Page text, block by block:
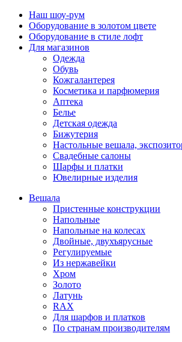
Наш шоу-рум
Оборудование в золотом цвете
Оборудование в стиле лофт
Для магазинов
Одежда
Обувь
Кожгалантерея
Косметика и парфюмерия
Аптека
Белье
Детская одежда
Бижутерия
Настольные вешала,
Свадебные салоны
Шарфы и платки
Ювелирные изделия
Вешала
Пристенные конструкции
Напольные
Напольные на колесах
Двойные, двухъярусные
Регулируемые
Из нержавейки
Хром
Золото
Латунь
RAX
Для шарфов и платков
По странам производителям